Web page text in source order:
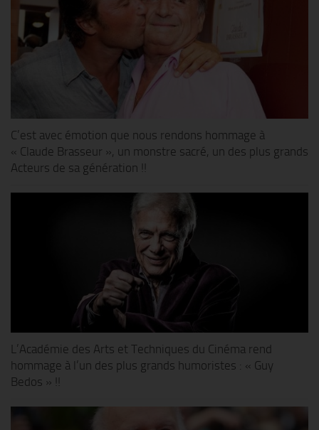
C’est avec émotion que nous rendons hommage à
« Claude Brasseur », un monstre sacré, un des plus grands
Acteurs de sa génération !!
L’Académie des Arts et Techniques du Cinéma rend
hommage à l’un des plus grands humoristes : « Guy
Bedos » !!